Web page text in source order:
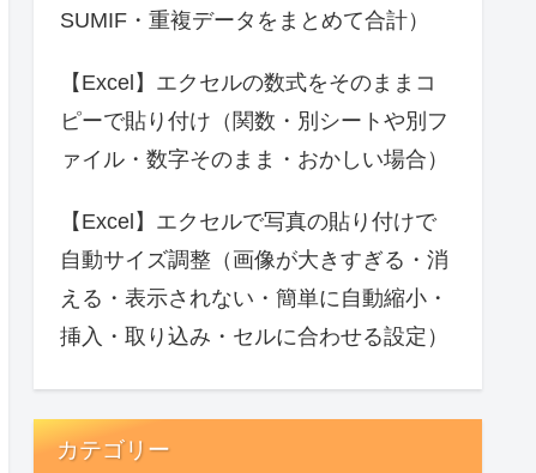
SUMIF・重複データをまとめて合計）
【Excel】エクセルの数式をそのままコ
ピーで貼り付け（関数・別シートや別フ
ァイル・数字そのまま・おかしい場合）
【Excel】エクセルで写真の貼り付けで
自動サイズ調整（画像が大きすぎる・消
える・表示されない・簡単に自動縮小・
挿入・取り込み・セルに合わせる設定）
カテゴリー